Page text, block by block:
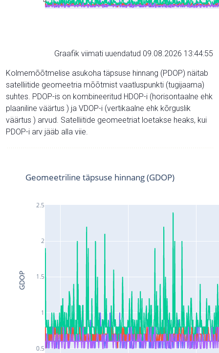
Graafik viimati uuendatud 09.08.2026 13:44:55
Kolmemõõtmelise asukoha täpsuse hinnang (PDOP) näitab
satelliitide geomeetria mõõtmist vaatluspunkti (tugijaama)
suhtes. PDOP-is on kombineeritud HDOP-i (horisontaalne ehk
plaaniline väärtus ) ja VDOP-i (vertikaalne ehk kõrguslik
väärtus ) arvud. Satelliitide geomeetriat loetakse heaks, kui
PDOP-i arv jääb alla viie.
0.5
1
1.5
2
2.5
Geomeetriline täpsuse hinnang (GDOP)
GDOP